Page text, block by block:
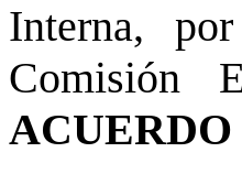
Interna,
Comisión